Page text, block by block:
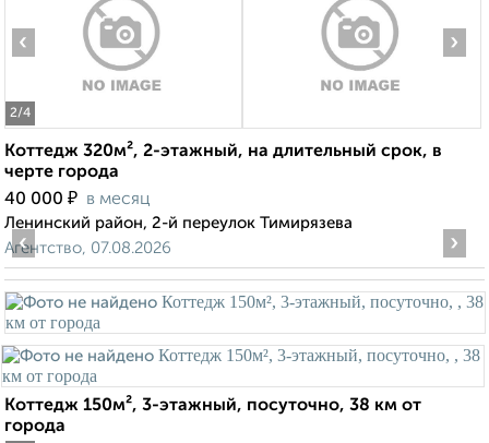
2/4
‹ ›
Коттедж 320м², 2-этажный, на длительный срок, в
черте города
40 000 ₽ в месяц
Ленинский район, 2-й переулок Тимирязева
Агентство, 07.08.2026
‹ ›
Коттедж 150м², 3-этажный, посуточно, 38 км от
города